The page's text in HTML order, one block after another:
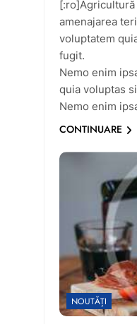
amenajarea
voluptatem
fugit.
Nemo enim
quia voluptas
Nemo enim
CONTINUARE
NOUTĂȚI